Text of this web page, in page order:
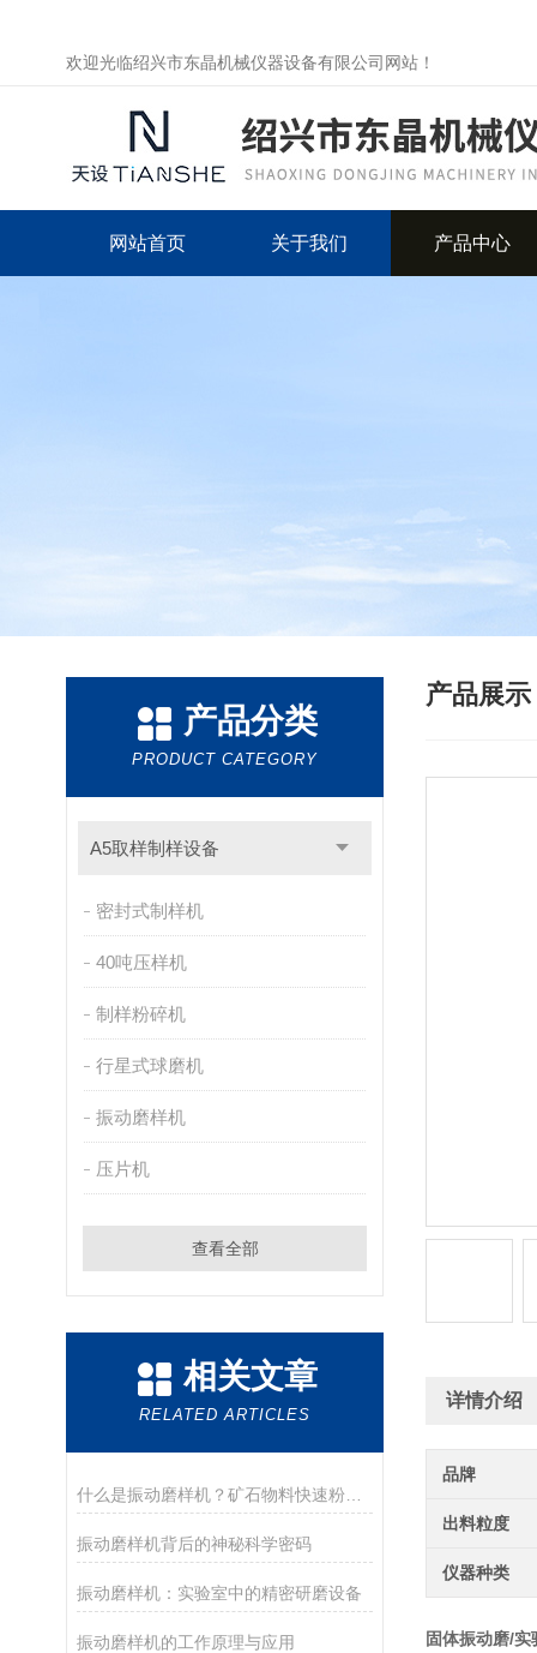
欢迎光临绍兴市东晶机械仪器设备有限公司网站！
网站首页 关于我们 产品中心
产品分类
PRODUCT CATEGORY
A5取样制样设备
密封式制样机
40吨压样机
制样粉碎机
行星式球磨机
振动磨样机
压片机
查看全部
相关文章
RELATED ARTICLES
什么是振动磨样机？矿石物料快速粉碎设备
振动磨样机背后的神秘科学密码
振动磨样机：实验室中的精密研磨设备
振动磨样机的工作原理与应用
产品展示
详情介绍
品牌
出料粒度
仪器种类
固体振动磨/